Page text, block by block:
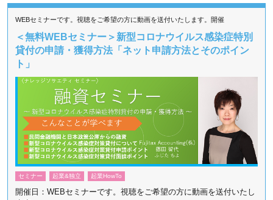
WEBセミナーです。視聴をご希望の方に動画を送付いたします。開催
＜無料WEBセミナー＞新型コロナウイルス感染症特別
貸付の申請・獲得方法「ネット申請方法とそのポイン
ト」
セミナー 起業&独立 起業HowTo
開催日：WEBセミナーです。視聴をご希望の方に動画を送付いたし